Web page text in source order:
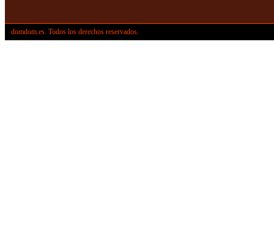
domdom.es. Todos los derechos reservados.